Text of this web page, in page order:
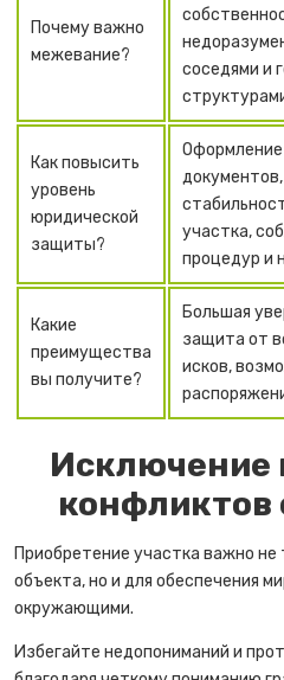
Почему важно
межевание?
соседями и
Как повысить
уровень
юридической
защиты?
участка,
процедур и
Какие
преимущества
вы получите?
Большая
защита от
исков,
Исключение
конфликтов
Приобретение участка важно не
объекта, но и для обеспечения
окружающими.
Избегайте недопониманий и